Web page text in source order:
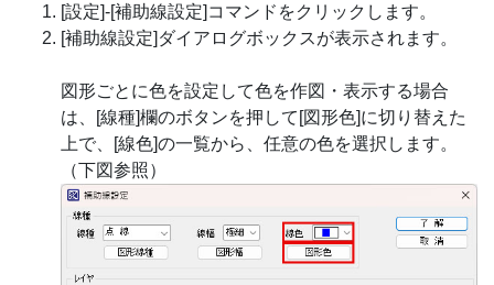
[設定]-[補助線設定]コマンドをクリックします。
[補助線設定]ダイアログボックスが表示されます。
図形ごとに色を設定して色を作図・表示する場合
は、[線種]欄のボタンを押して[図形色]に切り替えた
上で、[線色]の一覧から、任意の色を選択します。
（下図参照）